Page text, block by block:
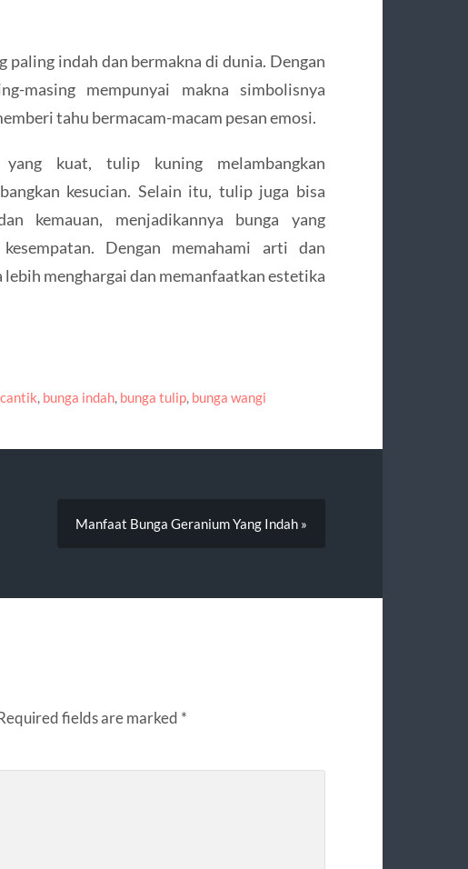
paling indah dan bermakna di dunia. Dengan
masing mempunyai makna simbolisnya
tahu bermacam-macam pesan emosi.
kuat, tulip kuning melambangkan
kesucian. Selain itu, tulip juga bisa
kemauan, menjadikannya bunga yang
Dengan memahami arti dan
menghargai dan memanfaatkan estetika
, bunga indah, bunga tulip, bunga wangi
Manfaat Bunga Geranium Yang Indah »
fields are marked *